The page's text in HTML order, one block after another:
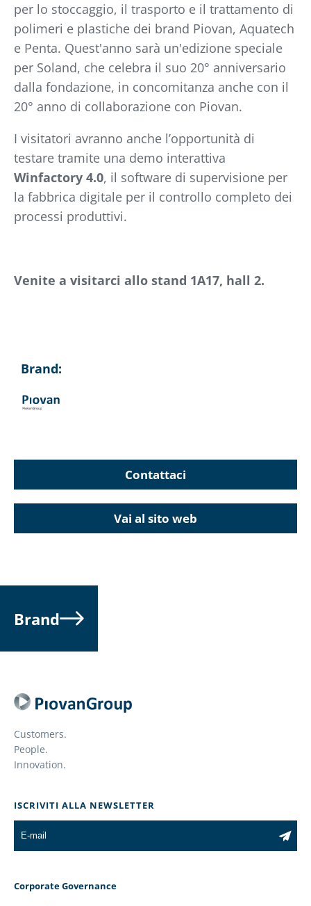
per lo stoccaggio, il trasporto e il trattamento di
polimeri e plastiche dei brand Piovan, Aquatech
e Penta. Quest'anno sarà un'edizione speciale
per Soland, che celebra il suo 20° anniversario
dalla fondazione, in concomitanza anche con il
20° anno di collaborazione con Piovan.
I visitatori avranno anche l’opportunità di
testare tramite una demo interattiva
Winfactory 4.0, il software di supervisione per
la fabbrica digitale per il controllo completo dei
processi produttivi.
Venite a visitarci allo stand 1A17, hall 2.
Brand:
Contattaci
Vai al sito web
Brand
Customers.
People.
Innovation.
ISCRIVITI ALLA NEWSLETTER
Corporate Governance